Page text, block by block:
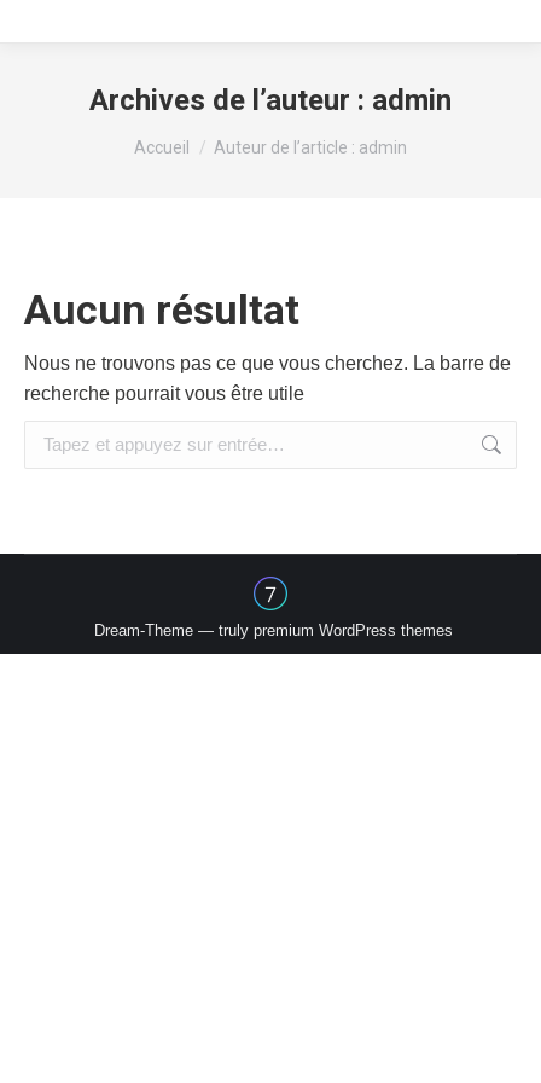
Archives de l’auteur : admin
Vous êtes ici :
Accueil Auteur de l’article : admin
Aucun résultat
Nous ne trouvons pas ce que vous cherchez. La barre de
recherche pourrait vous être utile
Dream-Theme — truly premium WordPress themes